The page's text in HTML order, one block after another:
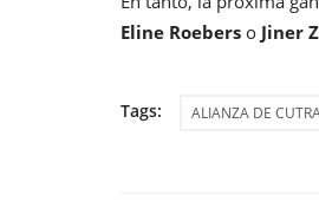
Eline Roebers o Jiner
Tags: ALIANZA DE